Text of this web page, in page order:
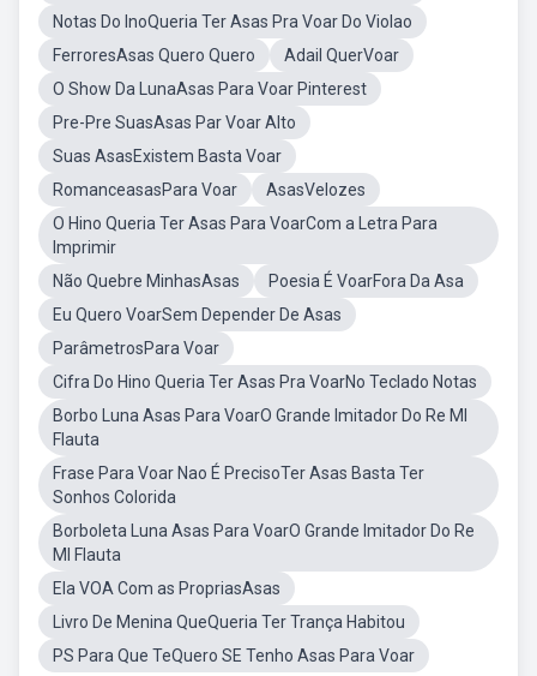
Notas Do InoQueria Ter Asas Pra Voar Do Violao
FerroresAsas Quero Quero
Adail QuerVoar
O Show Da LunaAsas Para Voar Pinterest
Pre-Pre SuasAsas Par Voar Alto
Suas AsasExistem Basta Voar
RomanceasasPara Voar
AsasVelozes
O Hino Queria Ter Asas Para VoarCom a Letra Para
Imprimir
Não Quebre MinhasAsas
Poesia É VoarFora Da Asa
Eu Quero VoarSem Depender De Asas
ParâmetrosPara Voar
Cifra Do Hino Queria Ter Asas Pra VoarNo Teclado Notas
Borbo Luna Asas Para VoarO Grande Imitador Do Re MI
Flauta
Frase Para Voar Nao É PrecisoTer Asas Basta Ter
Sonhos Colorida
Borboleta Luna Asas Para VoarO Grande Imitador Do Re
MI Flauta
Ela VOA Com as PropriasAsas
Livro De Menina QueQueria Ter Trança Habitou
PS Para Que TeQuero SE Tenho Asas Para Voar